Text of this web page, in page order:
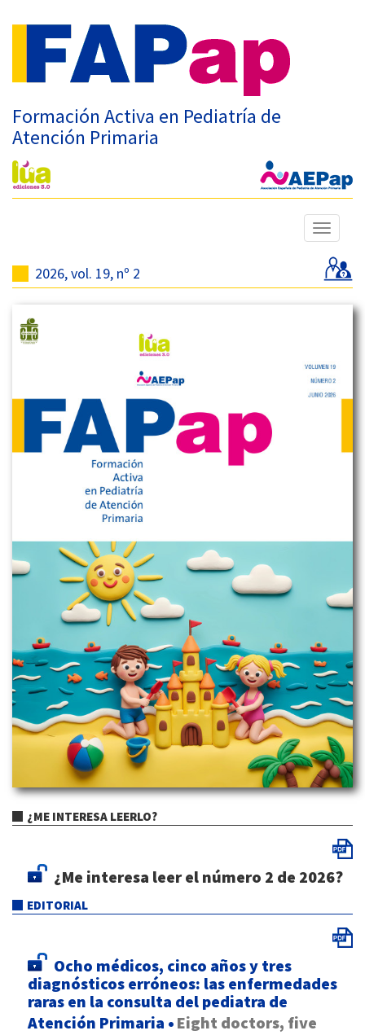
Formación Activa en Pediatría de
Atención Primaria
Mostrar
menú
2026, vol. 19, nº 2
¿ME INTERESA LEERLO?
¿Me interesa leer el número 2 de 2026?
EDITORIAL
Ocho médicos, cinco años y tres
diagnósticos erróneos: las enfermedades
raras en la consulta del pediatra de
Atención Primaria • Eight doctors, five